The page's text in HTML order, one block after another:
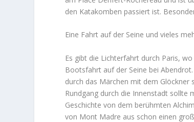
den Katakomben passiert ist.
Eine Fahrt auf der Seine und vieles
Es gibt die Lichterfahrt durch Paris,
Bootsfahrt auf der Seine bei
durch das Märchen mit dem Glöckner
Rundgang durch die Innenstadt sollte
Geschichte von dem berühmten
von Mont Madre aus schon einen